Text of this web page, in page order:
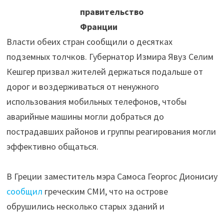
правительство
Франции
Власти обеих стран сообщили о десятках
подземных толчков. Губернатор Измира Явуз Селим
Кешгер призвал жителей держаться подальше от
дорог и воздерживаться от ненужного
использования мобильных телефонов, чтобы
аварийные машины могли добраться до
пострадавших районов и группы реагирования могли
эффективно общаться.
В Греции заместитель мэра Самоса Георгос Дионисиу
сообщил греческим СМИ, что на острове
обрушились несколько старых зданий и